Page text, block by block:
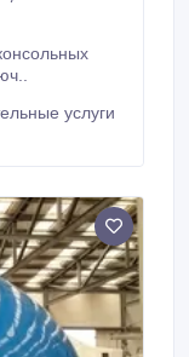
услуги